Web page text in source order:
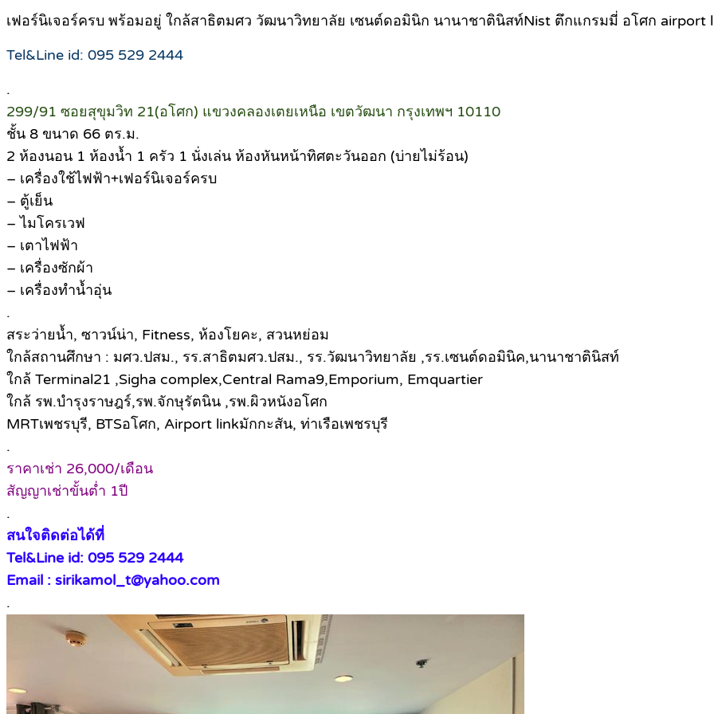
เฟอร์นิเจอร์ครบ พร้อมอยู่ ใกล้สาธิตมศว วัฒนาวิทยาลัย เซนต์ดอมินิก นานาชาตินิสท์Nist ตึกแกรมมี่ อโศก airport
Tel&Line id: 095 529 2444
.
299/91 ซอยสุขุมวิท 21(อโศก) แขวงคลองเตยเหนือ เขตวัฒนา กรุงเทพฯ 10110
ชั้น 8 ขนาด 66 ตร.ม.
2 ห้องนอน 1 ห้องน้ำ 1 ครัว 1 นั่งเล่น ห้องหันหน้าทิศตะวันออก (บ่ายไม่ร้อน)
– เครื่องใช้ไฟฟ้า+เฟอร์นิเจอร์ครบ
– ตู้เย็น
– ไมโครเวฟ
– เตาไฟฟ้า
– เครื่องซักผ้า
– เครื่องทำน้ำอุ่น
.
สระว่ายน้ำ, ซาวน์น่า, Fitness, ห้องโยคะ, สวนหย่อม
ใกล้สถานศึกษา : มศว.ปสม., รร.สาธิตมศว.ปสม., รร.วัฒนาวิทยาลัย ,รร.เซนต์ดอมินิค,นานาชาตินิสท์
ใกล้ Terminal21 ,Sigha complex,Central Rama9,Emporium, Emquartier
ใกล้ รพ.บำรุงราษฎร์,รพ.จักษุรัตนิน ,รพ.ผิวหนังอโศก
MRTเพชรบุรี, BTSอโศก, Airport linkมักกะสัน, ท่าเรือเพชรบุรี
.
ราคาเช่า 26,000/เดือน
สัญญาเช่าขั้นต่ำ 1ปี
.
สนใจติดต่อได้ที่
Tel&Line id: 095 529 2444
Email : sirikamol_t@yahoo.com
.